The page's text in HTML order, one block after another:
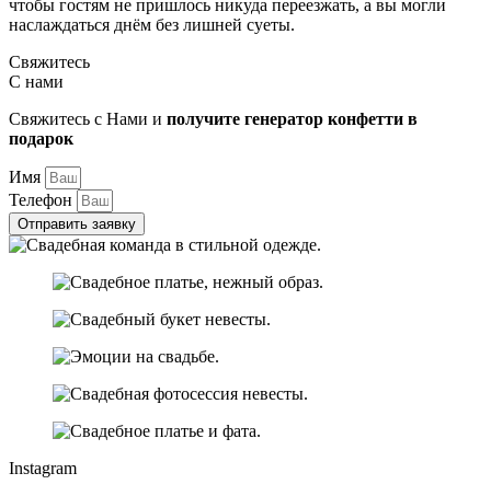
чтобы гостям не пришлось никуда переезжать, а вы могли
наслаждаться днём без лишней суеты.
Свяжитесь
С нами
Свяжитесь с Нами и получите генератор конфетти в
подарок
Имя
Телефон
Отправить заявку
Instagram